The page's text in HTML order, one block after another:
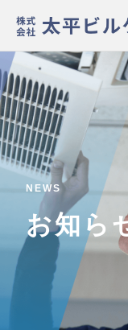
NEWS
お知ら